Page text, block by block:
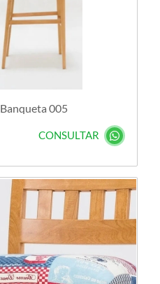
Banqueta 005
CONSULTAR